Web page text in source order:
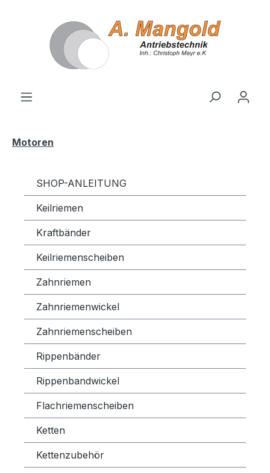
Motoren
SHOP-ANLEITUNG
Keilriemen
Kraftbänder
Keilriemenscheiben
Zahnriemen
Zahnriemenwickel
Zahnriemenscheiben
Rippenbänder
Rippenbandwickel
Flachriemenscheiben
Ketten
Kettenzubehör